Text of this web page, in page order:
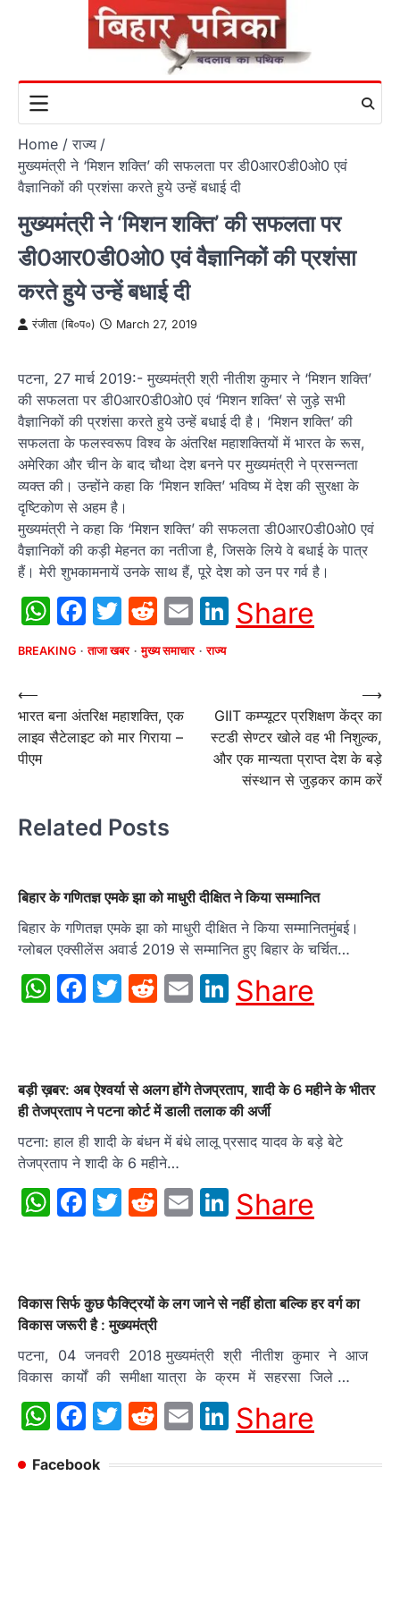
Home
राज्य
मुख्यमंत्री ने ‘मिशन शक्ति’ की सफलता पर डी0आर0डी0ओ0 एवं
वैज्ञानिकों की प्रशंसा करते हुये उन्हें बधाई दी
मुख्यमंत्री ने ‘मिशन शक्ति’ की सफलता पर
डी0आर0डी0ओ0 एवं वैज्ञानिकों की प्रशंसा
करते हुये उन्हें बधाई दी
रंजीता (बि०प०) March 27, 2019
पटना, 27 मार्च 2019:- मुख्यमंत्री श्री नीतीश कुमार ने ‘मिशन शक्ति’
की सफलता पर डी0आर0डी0ओ0 एवं ‘मिशन शक्ति’ से जुड़े सभी
वैज्ञानिकों की प्रशंसा करते हुये उन्हें बधाई दी है। ‘मिशन शक्ति’ की
सफलता के फलस्वरूप विश्व के अंतरिक्ष महाशक्तियों में भारत के रूस,
अमेरिका और चीन के बाद चौथा देश बनने पर मुख्यमंत्री ने प्रसन्नता
व्यक्त की। उन्होंने कहा कि ‘मिशन शक्ति’ भविष्य में देश की सुरक्षा के
दृष्टिकोण से अहम है।
मुख्यमंत्री ने कहा कि ‘मिशन शक्ति’ की सफलता डी0आर0डी0ओ0 एवं
वैज्ञानिकों की कड़ी मेहनत का नतीजा है, जिसके लिये वे बधाई के पात्र
हैं। मेरी शुभकामनायें उनके साथ हैं, पूरे देश को उन पर गर्व है।
WhatsApp
Facebook
Twitter
Reddit
EmailLinkedIn
Share
BREAKING ताजा खबर मुख्य समाचार राज्य
Post
navigation
⟵
भारत बना अंतरिक्ष महाशक्ति, एक
लाइव सैटेलाइट को मार गिराया –
पीएम
GIIT कम्प्यूटर प्रशिक्षण केंद्र का
स्टडी सेण्टर खोले वह भी निशुल्क,
और एक मान्यता प्राप्त देश के बड़े
संस्थान से जुड़कर काम करें
⟶
Related Posts
बिहार के गणितज्ञ एमके झा को माधुरी दीक्षित ने किया सम्मानित
बिहार के गणितज्ञ एमके झा को माधुरी दीक्षित ने किया सम्मानितमुंबई।
ग्लोबल एक्सीलेंस अवार्ड 2019 से सम्मानित हुए बिहार के चर्चित…
WhatsApp
Facebook
Twitter
Reddit
EmailLinkedIn
Share
बड़ी ख़बर: अब ऐश्वर्या से अलग होंगे तेजप्रताप, शादी के 6 महीने के भीतर
ही तेजप्रताप ने पटना कोर्ट में डाली तलाक की अर्जी
पटना: हाल ही शादी के बंधन में बंधे लालू प्रसाद यादव के बड़े बेटे
तेजप्रताप ने शादी के 6 महीने…
WhatsApp
Facebook
Twitter
Reddit
EmailLinkedIn
Share
विकास सिर्फ कुछ फैक्ट्रियों के लग जाने से नहीं होता बल्कि हर वर्ग का
विकास जरूरी है : मुख्यमंत्री
पटना, 04 जनवरी 2018 मुख्यमंत्री श्री नीतीश कुमार ने आज
विकास कार्यों की समीक्षा यात्रा के क्रम में सहरसा जिले …
WhatsApp
Facebook
Twitter
Reddit
EmailLinkedIn
Share
Facebook